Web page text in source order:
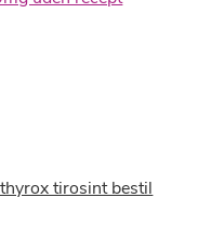
tirosint bestil